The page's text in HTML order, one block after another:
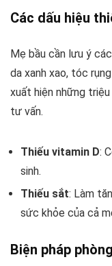
Các dấu hiệu
Mẹ bầu cần lưu ý
da xanh xao, tóc
xuất hiện những
tư vấn.
Thiếu vitamin D:
sinh.
Thiếu sắt: Làm
sức khỏe của cả
Biện pháp